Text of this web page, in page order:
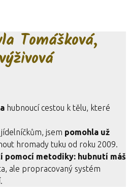
Tomášková,
hubnoucí cestou k tělu, které
jsem pomohla už
hromady tuku od roku 2009.
pomocí metodiky: hubnutí máš
ale propracovaný systém